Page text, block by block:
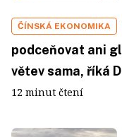
ČÍNSKÁ EKONOMIKA
podceňovat ani
větev sama, říká
12 minut čtení